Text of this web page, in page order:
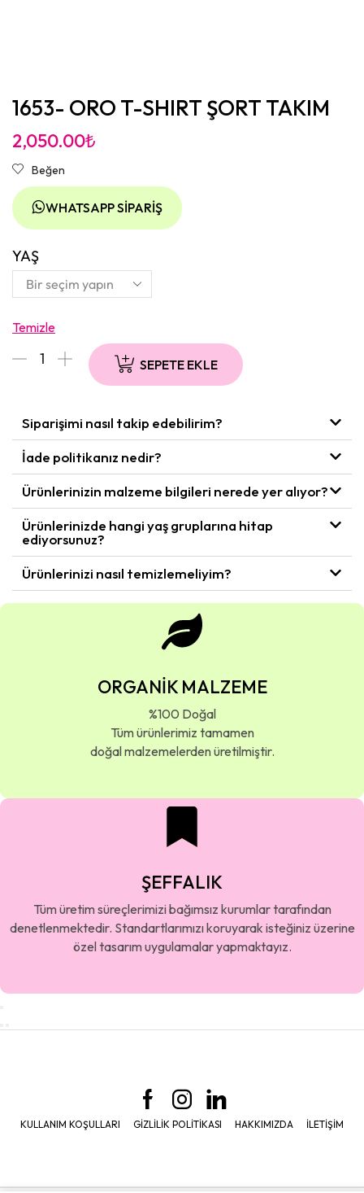
1653- ORO T-SHIRT ŞORT TAKIM
2,050.00₺
Beğen
WHATSAPP SIPARIŞ
YAŞ
Temizle
SEPETE EKLE
Siparişimi nasıl takip edebilirim?
İade politikanız nedir?
Ürünlerinizin malzeme bilgileri nerede yer alıyor?
Ürünlerinizde hangi yaş gruplarına hitap
ediyorsunuz?
Ürünlerinizi nasıl temizlemeliyim?
ORGANİK MALZEME
%100 Doğal
Tüm ürünlerimiz tamamen
doğal malzemelerden üretilmiştir.
ŞEFFALIK
Tüm üretim süreçlerimizi bağımsız kurumlar tarafından
denetlenmektedir. Standartlarımızı koruyarak isteğiniz üzerine
özel tasarım uygulamalar yapmaktayız.
KULLANIM KOŞULLARI GIZLILIK POLITIKASI HAKKIMIZDA İLETIŞIM